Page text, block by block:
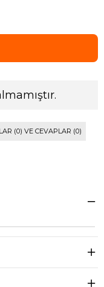
(0) VE CEVAPLAR (0)